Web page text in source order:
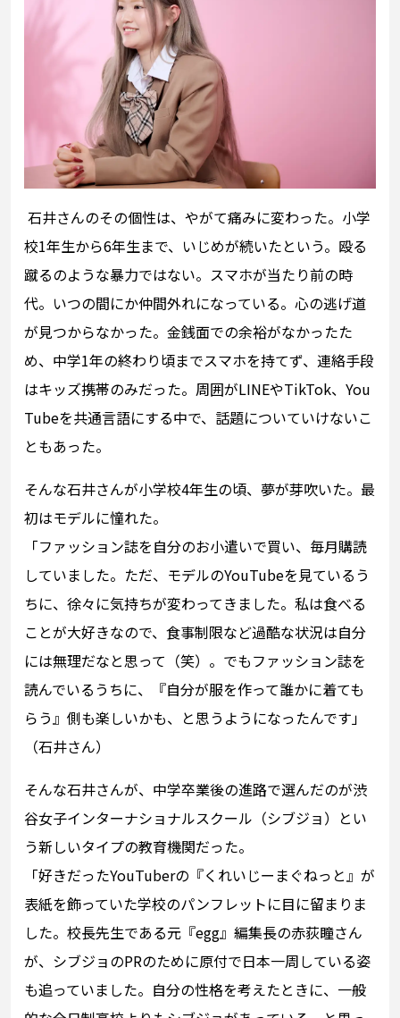
石井さんのその個性は、やがて痛みに変わった。小学
校1年生から6年生まで、いじめが続いたという。殴る
蹴るのような暴力ではない。スマホが当たり前の時
代。いつの間にか仲間外れになっている。心の逃げ道
が見つからなかった。金銭面での余裕がなかったた
め、中学1年の終わり頃までスマホを持てず、連絡手段
はキッズ携帯のみだった。周囲がLINEやTikTok、You
Tubeを共通言語にする中で、話題についていけないこ
ともあった。
そんな石井さんが小学校4年生の頃、夢が芽吹いた。最
初はモデルに憧れた。
「ファッション誌を自分のお小遣いで買い、毎月購読
していました。ただ、モデルのYouTubeを見ているう
ちに、徐々に気持ちが変わってきました。私は食べる
ことが大好きなので、食事制限など過酷な状況は自分
には無理だなと思って（笑）。でもファッション誌を
読んでいるうちに、『自分が服を作って誰かに着ても
らう』側も楽しいかも、と思うようになったんです」
（石井さん）
そんな石井さんが、中学卒業後の進路で選んだのが渋
谷女子インターナショナルスクール（シブジョ）とい
う新しいタイプの教育機関だった。
「好きだったYouTuberの『くれいじーまぐねっと』が
表紙を飾っていた学校のパンフレットに目に留まりま
した。校長先生である元『egg』編集長の赤荻瞳さん
が、シブジョのPRのために原付で日本一周している姿
も追っていました。自分の性格を考えたときに、一般